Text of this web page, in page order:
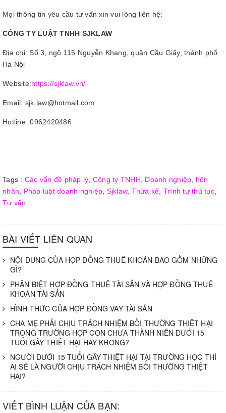
Mọi thông tin yêu cầu tư vấn xin vui lòng liên hệ:
CÔNG TY LUẬT TNHH SJKLAW
Địa chỉ: Số 3, ngõ 115 Nguyễn Khang, quận Cầu Giấy, thành phố
Hà Nội
Website:https://sjklaw.vn/
Email: sjk.law@hotmail.com
Hotline: 0962420486
Tags : Các vấn đề pháp lý Công ty TNHH Doanh nghiệp
hôn
nhân
Pháp luật doanh nghiệp Sjklaw, Thừa kế Trình tự thủ tục,
Tư vấn
BÀI VIẾT LIÊN QUAN
NỘI DUNG CỦA HỢP ĐỒNG THUÊ KHOÁN BAO GỒM NHỮNG
GÌ?
PHÂN BIỆT HỢP ĐỒNG THUÊ TÀI SẢN VÀ HỢP ĐỒNG THUÊ
KHOÁN TÀI SẢN
HÌNH THỨC CỦA HỢP ĐỒNG VAY TÀI SẢN
CHA MẸ PHẢI CHỊU TRÁCH NHIỆM BỒI THƯỜNG THIỆT HẠI
TRONG TRƯỜNG HỢP CON CHƯA THÀNH NIÊN DƯỚI 15
TUỔI GÂY THIỆT HẠI HAY KHÔNG?
NGƯỜI DƯỚI 15 TUỔI GÂY THIỆT HẠI TẠI TRƯỜNG HỌC THÌ
AI SẼ LÀ NGƯỜI CHỊU TRÁCH NHIỆM BỒI THƯỜNG THIỆT
HẠI?
VIẾT BÌNH LUẬN CỦA BẠN: